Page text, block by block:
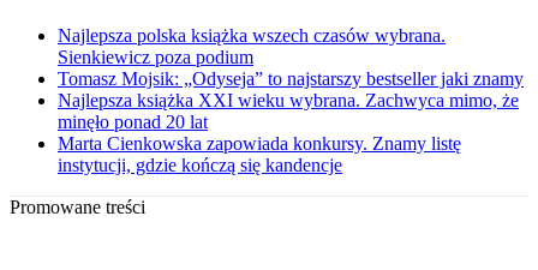
Najlepsza polska książka wszech czasów wybrana.
Sienkiewicz poza podium
Tomasz Mojsik: „Odyseja” to najstarszy bestseller jaki znamy
Najlepsza książka XXI wieku wybrana. Zachwyca mimo, że
minęło ponad 20 lat
Marta Cienkowska zapowiada konkursy. Znamy listę
instytucji, gdzie kończą się kandencje
Promowane treści